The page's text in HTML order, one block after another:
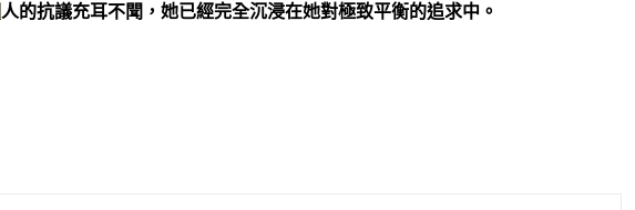
人的抗議充耳不聞，她已經完全沉浸在她對極致平衡的追求中。